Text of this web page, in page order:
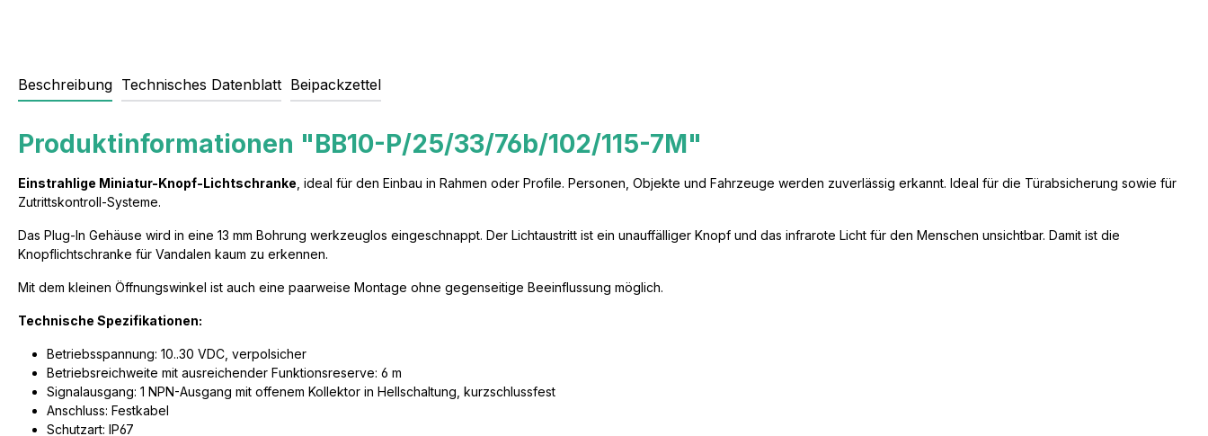
Beschreibung Technisches Datenblatt Beipackzettel
Produktinformationen "BB10-P/25/33/76b/102/115-7M"
Einstrahlige Miniatur-Knopf-Lichtschranke , ideal für den Einbau in Rahmen oder Profile. Personen, Objekte und Fahrzeuge werden zuverlässig erkannt. Ideal für die Türabsicherung sowie für
Zutrittskontroll-Systeme.
Das Plug-In Gehäuse wird in eine 13 mm Bohrung werkzeuglos eingeschnappt. Der Lichtaustritt ist ein unauffälliger Knopf und das infrarote Licht für den Menschen unsichtbar. Damit ist die
Knopflichtschranke für Vandalen kaum zu erkennen.
Mit dem kleinen Öffnungswinkel ist auch eine paarweise Montage ohne gegenseitige Beeinflussung möglich.
Technische Spezifikationen:
Betriebsspannung: 10..30 VDC, verpolsicher
Betriebsreichweite mit ausreichender Funktionsreserve: 6 m
Signalausgang: 1 NPN-Ausgang mit offenem Kollektor in Hellschaltung, kurzschlussfest
Anschluss: Festkabel
Schutzart: IP67